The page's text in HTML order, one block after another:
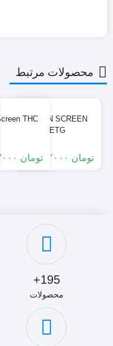
محصولات مرتبط
CLEAN SCREEN
ETG
تومان
THC
تومان
195+
محصولات